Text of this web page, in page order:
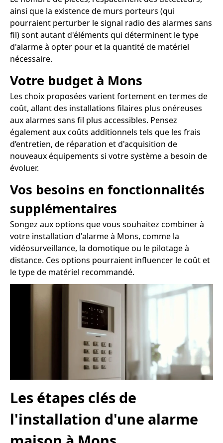
ainsi que la existence de murs porteurs (qui
pourraient perturber le signal radio des alarmes sans
fil) sont autant d'éléments qui déterminent le type
d'alarme à opter pour et la quantité de matériel
nécessaire.
Votre budget à Mons
Les choix proposées varient fortement en termes de
coût, allant des installations filaires plus onéreuses
aux alarmes sans fil plus accessibles. Pensez
également aux coûts additionnels tels que les frais
d’entretien, de réparation et d'acquisition de
nouveaux équipements si votre système a besoin de
évoluer.
Vos besoins en fonctionnalités
supplémentaires
Songez aux options que vous souhaitez combiner à
votre installation d'alarme à Mons, comme la
vidéosurveillance, la domotique ou le pilotage à
distance. Ces options pourraient influencer le coût et
le type de matériel recommandé.
Les étapes clés de
l'installation d'une alarme